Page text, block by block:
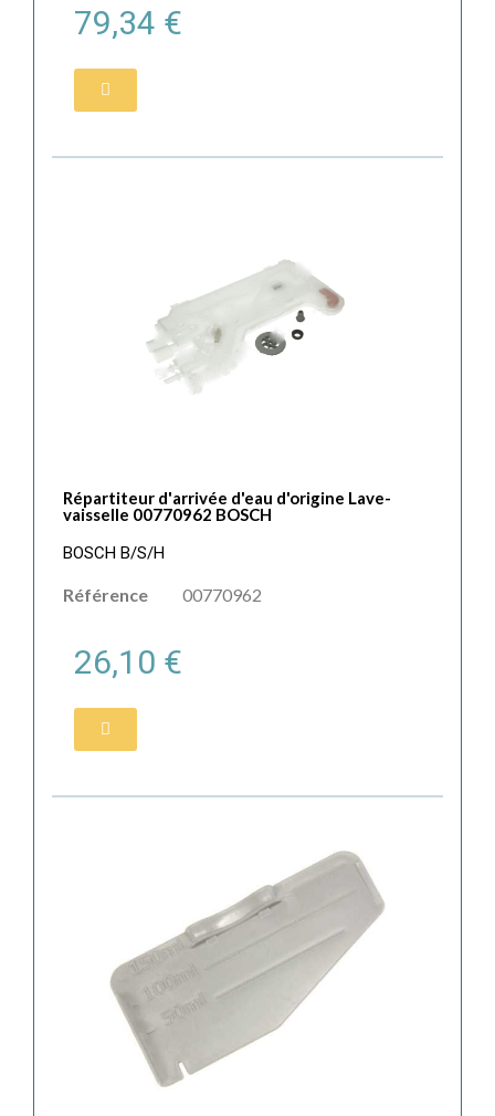
79,34 €
Répartiteur d'arrivée d'eau d'origine Lave-
vaisselle 00770962 BOSCH
BOSCH B/S/H
Référence 00770962
26,10 €